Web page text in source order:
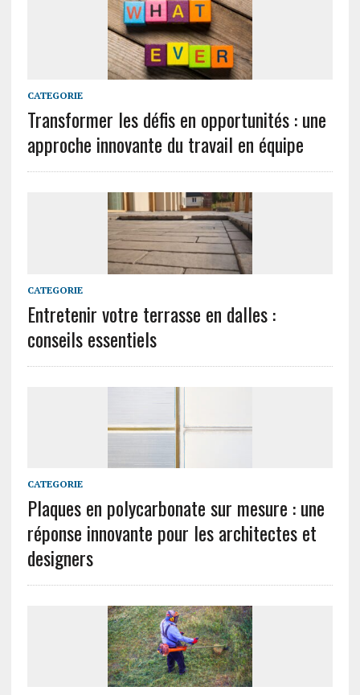
CATEGORIE
Transformer les défis en opportunités : une
approche innovante du travail en équipe
CATEGORIE
Entretenir votre terrasse en dalles :
conseils essentiels
CATEGORIE
Plaques en polycarbonate sur mesure : une
réponse innovante pour les architectes et
designers